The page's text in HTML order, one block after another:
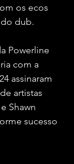
os ecos
dub.
Powerline
com a
assinaram
artistas
Shawn
sucesso